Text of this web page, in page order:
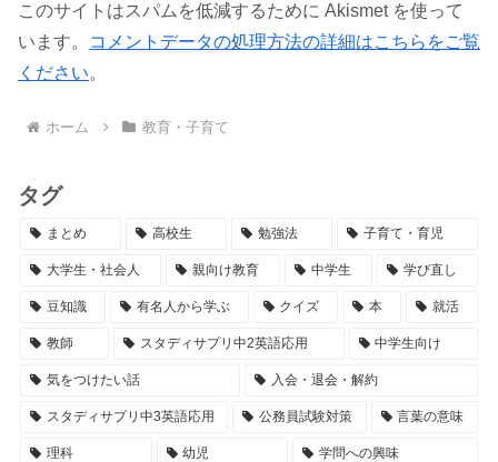
このサイトはスパムを低減するために Akismet を使って
います。
コメントデータの処理方法の詳細はこちらをご覧
ください。
ホーム 教育・子育て
タグ
まとめ 高校生 勉強法 子育て・育児
大学生・社会人 親向け教育 中学生 学び直し
豆知識 有名人から学ぶ クイズ 本 就活
教師 スタディサプリ中2英語応用 中学生向け
気をつけたい話 入会・退会・解約
スタディサプリ中3英語応用 公務員試験対策 言葉の意味
理科 幼児 学問への興味